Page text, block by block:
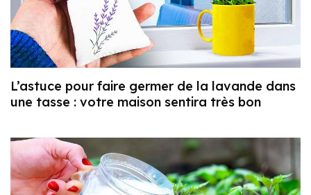
L’astuce pour faire germer de la lavande dans
une tasse : votre maison sentira très bon